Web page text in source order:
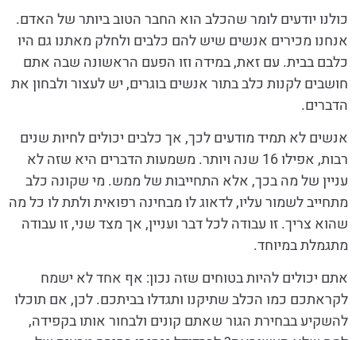
כולנו יודעים לומר שהכלב הוא החבר הטוב ביותר של האדם.
אנחנו מכירים אנשים שיש להם כלבים ולחלק מאתנו גם היו
כלבם בבית. עם זאת, במידה וזו הפעם הראשונה שבה אתם
חושבים לקנות כלב בתור אנשים בוגרים, יש לעצור ולבחון את
הדברים.
אנשים לא תמיד מודעים לכך, אך כלבים יכולים לחיות שנים
רבות, אפילו 16 שנה ויותר. משמעות הדברים היא שזה לא
עניין של מה בכך, אלא התחייבות של ממש. מי שקונה כלב
מתחייב לשמור עליו, לדאוג לו מבחינה רפואית ולתת לו כל מה
שהוא צריך. זו עבודה לכל דבר ועניין, אך מצד שני, זו עבודה
מתגמלת במיוחד.
אתם יכולים להיות בטוחים שזה נכון: אף אחד לא ישמח
לקראתכם כמו הכלב שתיקנו ותגדלו בביתכם. לכן, אם תוכלו
להשקיע בבחירת הגור שאתם קונים ולבחור אותו בקפידה,